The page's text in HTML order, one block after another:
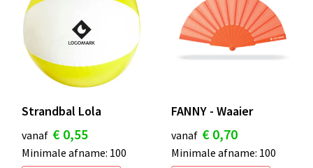
Strandbal Lola
vanaf € 0,55
Minimale afname: 100
FANNY - Waaier
vanaf € 0,70
Minimale afname: 100